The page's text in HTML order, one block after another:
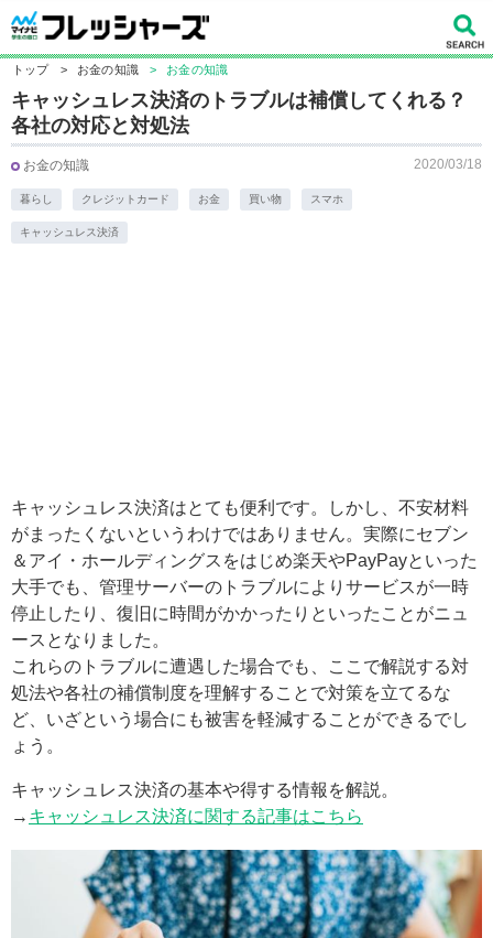
トップ > お金の知識 > お金の知識
キャッシュレス決済のトラブルは補償してくれる？
各社の対応と対処法
お金の知識 2020/03/18
暮らし クレジットカード お金 買い物 スマホ
キャッシュレス決済
キャッシュレス決済はとても便利です。しかし、不安材料
がまったくないというわけではありません。実際にセブン
＆アイ・ホールディングスをはじめ楽天やPayPayといった
大手でも、管理サーバーのトラブルによりサービスが一時
停止したり、復旧に時間がかかったりといったことがニュ
ースとなりました。
これらのトラブルに遭遇した場合でも、ここで解説する対
処法や各社の補償制度を理解することで対策を立てるな
ど、いざという場合にも被害を軽減することができるでし
ょう。
キャッシュレス決済の基本や得する情報を解説。
→ キャッシュレス決済に関する記事はこちら